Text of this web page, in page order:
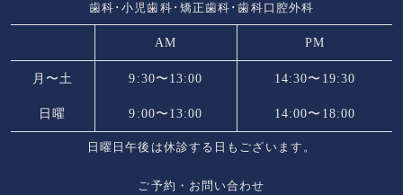
歯科･小児歯科･矯正歯科･歯科口腔外科
AM PM
月〜土 9:30〜13:00 14:30〜19:30
日曜 9:00〜13:00 14:00〜18:00
日曜日午後は休診する日もございます。
ご予約・お問い合わせ